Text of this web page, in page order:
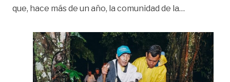
que, hace más de un año, la comunidad de la…